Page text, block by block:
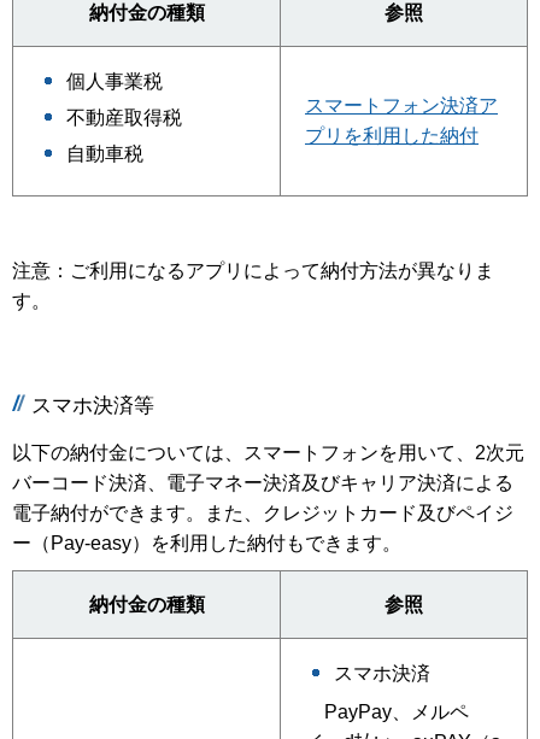
納付金の種類 参照
個人事業税
不動産取得税
自動車税
スマートフォン決済ア
プリを利用した納付
注意：ご利用になるアプリによって納付方法が異なりま
す。
スマホ決済等
以下の納付金については、スマートフォンを用いて、2次元
バーコード決済、電子マネー決済及びキャリア決済による
電子納付ができます。また、クレジットカード及びペイジ
ー（Pay-easy）を利用した納付もできます。
納付金の種類 参照
スマホ決済
PayPay、メルペ